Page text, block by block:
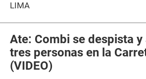
LIMA
Ate: Combi se despista
tres personas en la
(VIDEO)